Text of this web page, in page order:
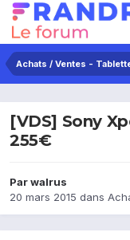
Achats / Ventes -
[VDS] Sony
255€
Parwalrus
20 mars 2015 dans